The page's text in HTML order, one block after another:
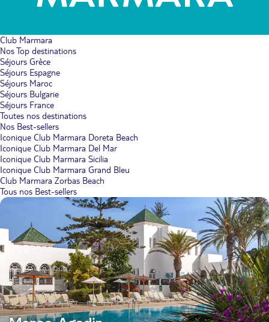
Club Marmara
Nos Top destinations
Séjours Grèce
Séjours Espagne
Séjours Maroc
Séjours Bulgarie
Séjours France
Toutes nos destinations
Nos Best-sellers
Iconique Club Marmara Doreta Beach
Iconique Club Marmara Del Mar
Iconique Club Marmara Sicilia
Iconique Club Marmara Grand Bleu
Club Marmara Zorbas Beach
Tous nos Best-sellers